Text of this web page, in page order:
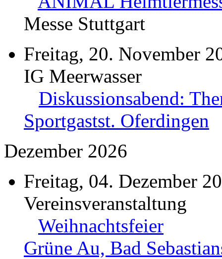
Messe Stuttgart
Freitag, 20. November
IG Meerwasser
Diskussionsabend:
Sportgastst. Oferdingen
Dezember 2026
Freitag, 04. Dezember
Vereinsveranstaltung
Weihnachtsfeier
Grüne Au, Bad